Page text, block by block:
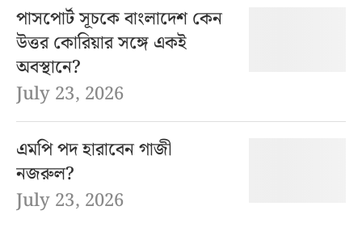
পাসপোর্ট সূচকে বাংলাদেশ কেন
উত্তর কোরিয়ার সঙ্গে একই
অবস্থানে?
July 23, 2026
এমপি পদ হারাবেন গাজী
নজরুল?
July 23, 2026